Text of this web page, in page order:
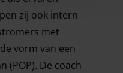
zij ook intern
met
vorm van een
(POP). De coach